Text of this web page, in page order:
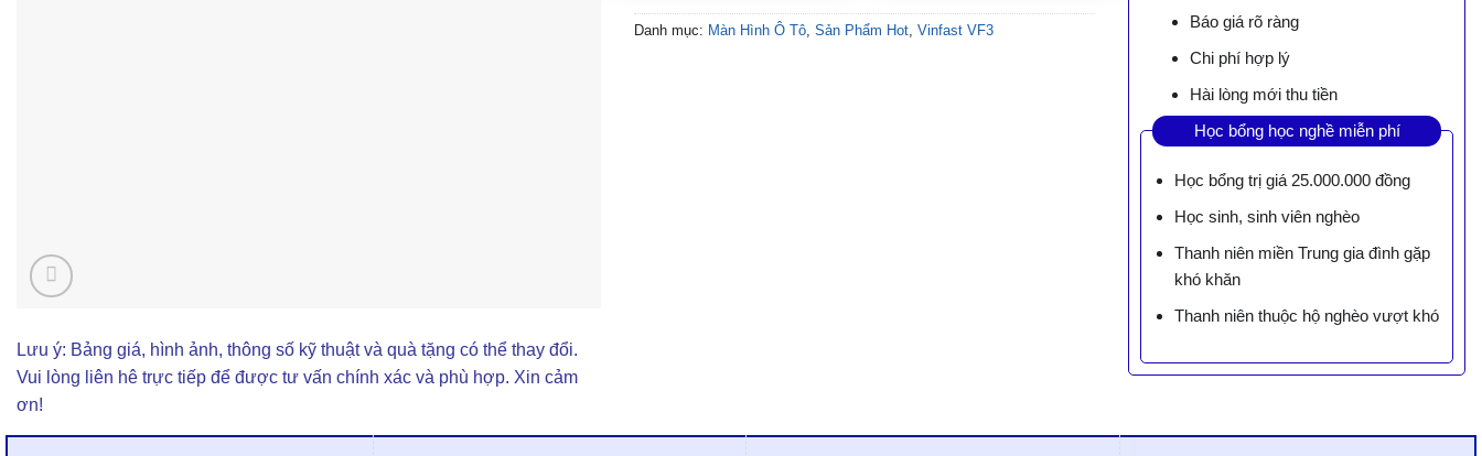
Lưu ý: Bảng giá, hình ảnh, thông số kỹ thuật và quà tặng có thể thay đổi.
Vui lòng liên hê trực tiếp để được tư vấn chính xác và phù hợp. Xin cảm
ơn!
Danh mục: Màn Hình Ô Tô, Sản Phẩm Hot, Vinfast VF3
Báo giá rõ ràng
Chi phí hợp lý
Hài lòng mới thu tiền
Học bổng học nghề miễn phí
Học bổng trị giá 25.000.000 đồng
Học sinh, sinh viên nghèo
Thanh niên miền Trung gia đình gặp
khó khăn
Thanh niên thuộc hộ nghèo vượt khó